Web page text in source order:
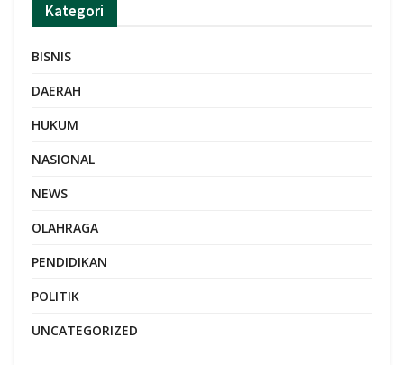
Kategori
BISNIS
DAERAH
HUKUM
NASIONAL
NEWS
OLAHRAGA
PENDIDIKAN
POLITIK
UNCATEGORIZED